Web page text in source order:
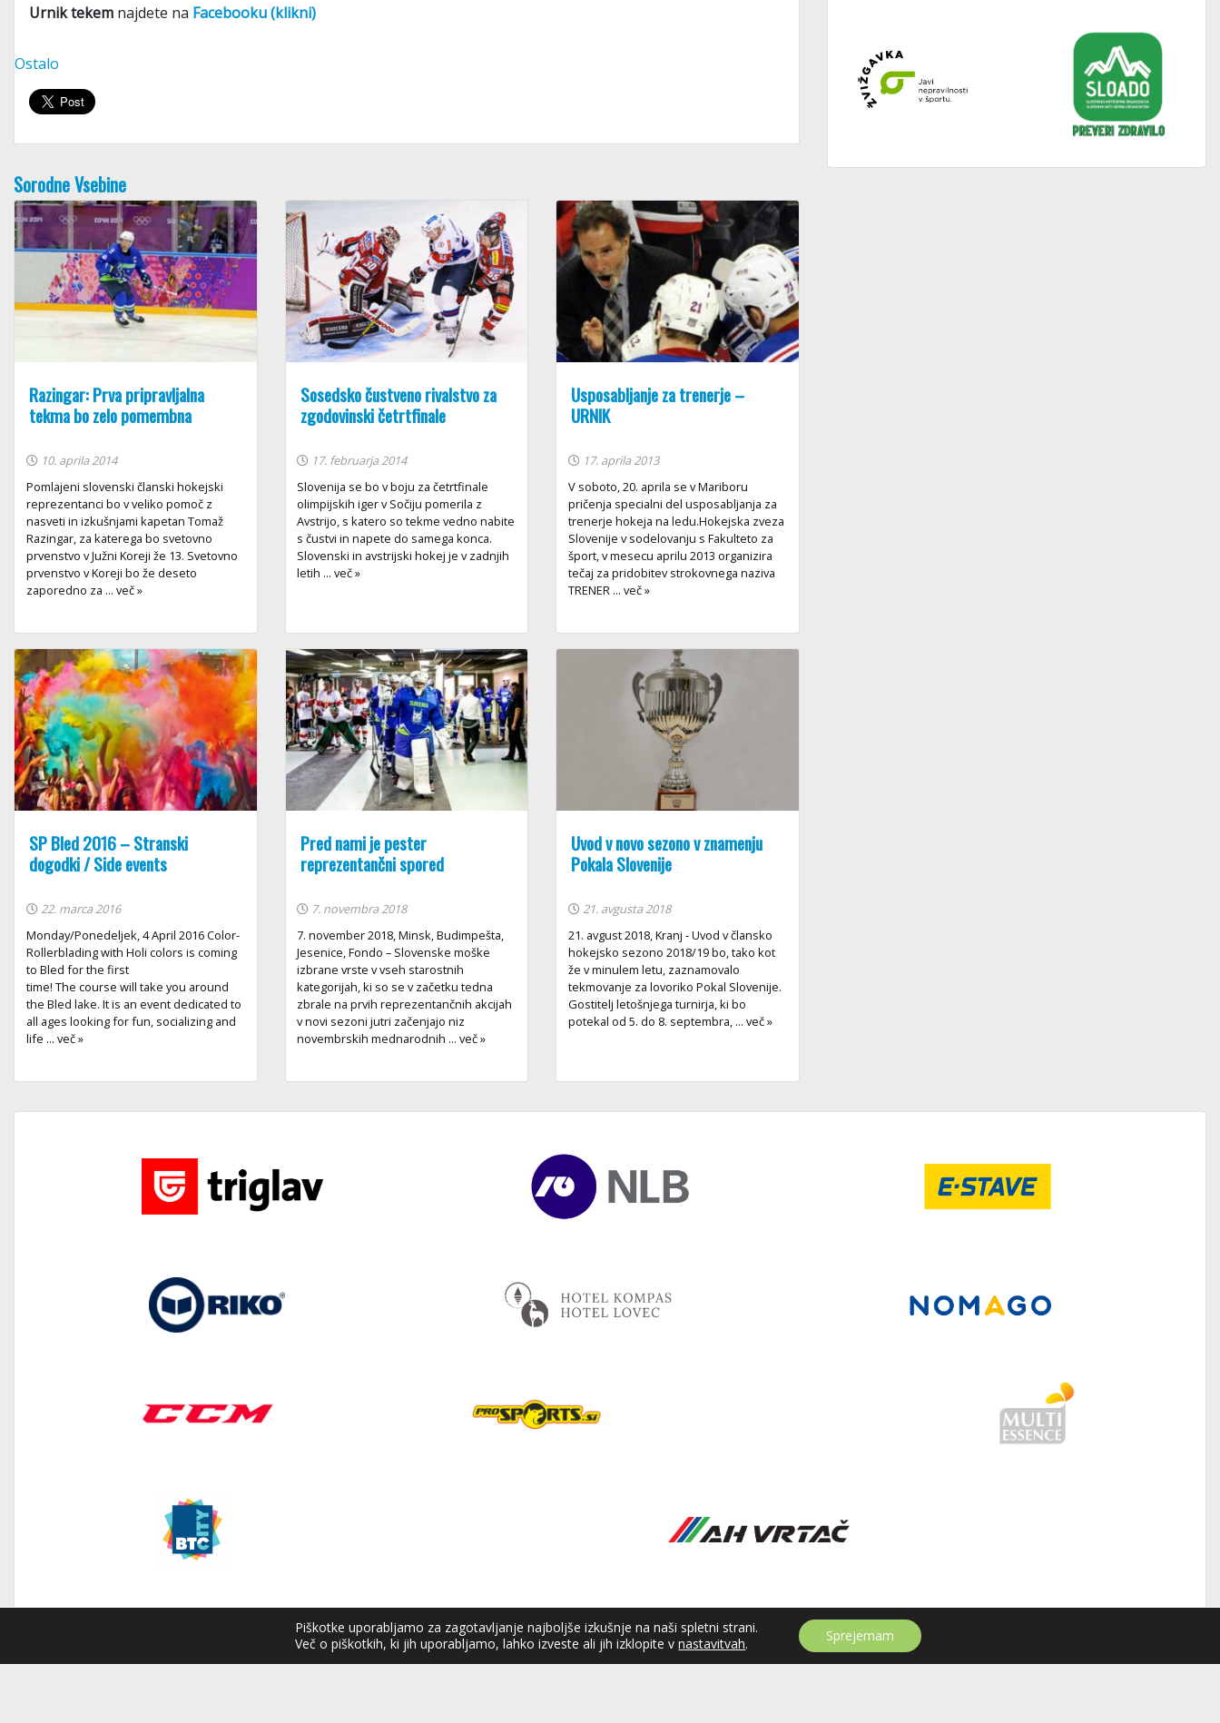
Urnik tekem najdete na Facebooku (klikni)
Ostalo
Sorodne Vsebine
Razingar: Prva pripravljalna
tekma bo zelo pomembna
10. aprila 2014
Pomlajeni slovenski članski hokejski
reprezentanci bo v veliko pomoč z
nasveti in izkušnjami kapetan Tomaž
Razingar, za katerega bo svetovno
prvenstvo v Južni Koreji že 13. Svetovno
prvenstvo v Koreji bo že deseto
zaporedno za ... več »
Sosedsko čustveno rivalstvo za
zgodovinski četrtfinale
17. februarja 2014
Slovenija se bo v boju za četrtfinale
olimpijskih iger v Sočiju pomerila z
Avstrijo, s katero so tekme vedno nabite
s čustvi in napete do samega konca.
Slovenski in avstrijski hokej je v zadnjih
letih ... več »
Usposabljanje za trenerje –
URNIK
17. aprila 2013
V soboto, 20. aprila se v Mariboru
pričenja specialni del usposabljanja za
trenerje hokeja na ledu.Hokejska zveza
Slovenije v sodelovanju s Fakulteto za
šport, v mesecu aprilu 2013 organizira
tečaj za pridobitev strokovnega naziva
TRENER ... več »
SP Bled 2016 – Stranski
dogodki / Side events
22. marca 2016
Monday/Ponedeljek, 4 April 2016 Color-
Rollerblading with Holi colors is coming
to Bled for the first
time! The course will take you around
the Bled lake. It is an event dedicated to
all ages looking for fun, socializing and
life ... več »
Pred nami je pester
reprezentančni spored
7. novembra 2018
7. november 2018, Minsk, Budimpešta,
Jesenice, Fondo – Slovenske moške
izbrane vrste v vseh starostnih
kategorijah, ki so se v začetku tedna
zbrale na prvih reprezentančnih akcijah
v novi sezoni jutri začenjajo niz
novembrskih mednarodnih ... več »
Uvod v novo sezono v znamenju
Pokala Slovenije
21. avgusta 2018
21. avgust 2018, Kranj - Uvod v člansko
hokejsko sezono 2018/19 bo, tako kot
že v minulem letu, zaznamovalo
tekmovanje za lovoriko Pokal Slovenije.
Gostitelj letošnjega turnirja, ki bo
potekal od 5. do 8. septembra, ... več »
Piškotke uporabljamo za zagotavljanje najboljše izkušnje na naši spletni strani.
Več o piškotkih, ki jih uporabljamo, lahko izveste ali jih izklopite vnastavitvah. Sprejemam